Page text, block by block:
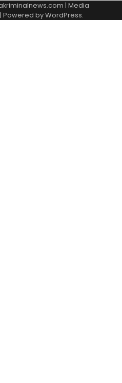
| Media
Powered byWordPress.